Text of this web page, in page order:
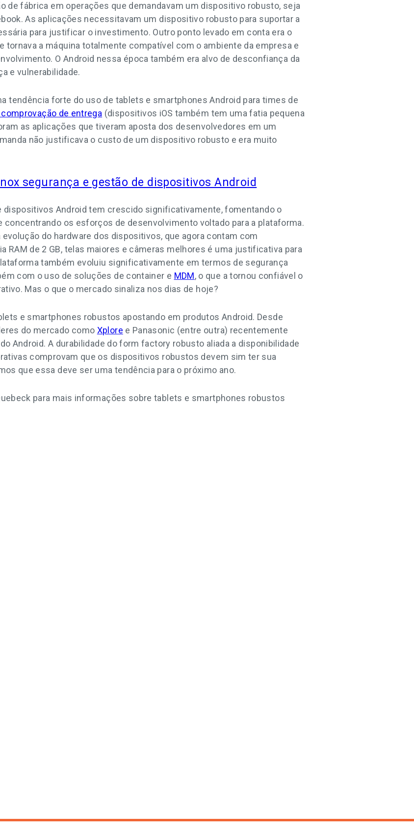
de fábrica em operações que demandavam um dispositivo robusto, seja
As aplicações necessitavam um dispositivo robusto para suportar a
para justificar o investimento. Outro ponto levado em conta era o
tornava a máquina totalmente compatível com o ambiente da empresa e
O Android nessa época também era alvo de desconfiança da
e vulnerabilidade.
tendência forte do uso de tablets e smartphones Android para times de
comprovação de entrega (dispositivos iOS também tem uma fatia pequena
as aplicações que tiveram aposta dos desenvolvedores em um
não justificava o custo de um dispositivo robusto e era muito
segurança e gestão de dispositivos Android
dispositivos Android tem crescido significativamente, fomentando o
concentrando os esforços de desenvolvimento voltado para a plataforma.
evolução do hardware dos dispositivos, que agora contam com
RAM de 2 GB, telas maiores e câmeras melhores é uma justificativa para
também evoluiu significativamente em termos de segurança
com o uso de soluções de container e MDM, o que a tornou confiável o
Mas o que o mercado sinaliza nos dias de hoje?
e smartphones robustos apostando em produtos Android. Desde
do mercado como Xplore e Panasonic (entre outra) recentemente
Android. A durabilidade do form factory robusto aliada a disponibilidade
comprovam que os dispositivos robustos devem sim ter sua
que essa deve ser uma tendência para o próximo ano.
para mais informações sobre tablets e smartphones robustos